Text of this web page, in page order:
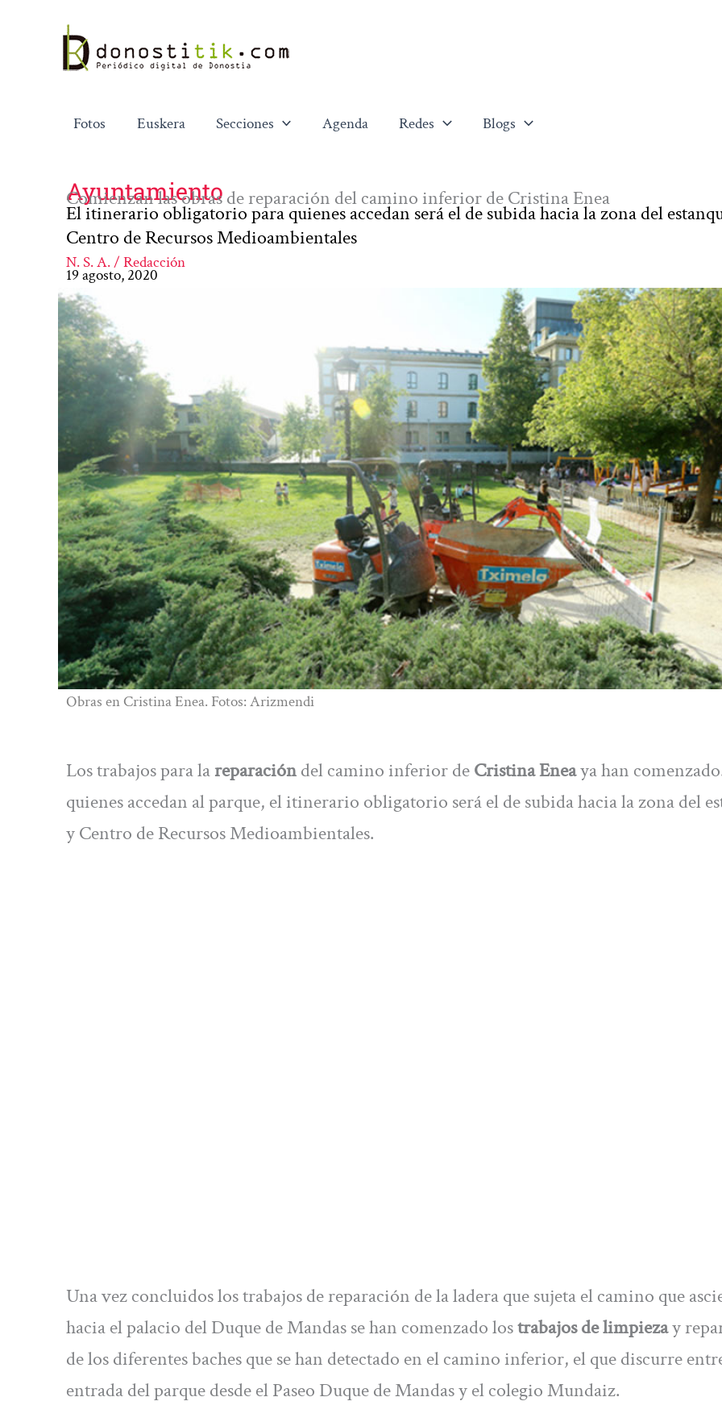
contenido
Fotos Euskera Secciones Agenda Redes Blogs
Ayuntamiento
Comienzan las obras de reparación del camino inferior de Cristina Enea
El itinerario obligatorio para quienes accedan será el de subida hacia la zona del
Centro de Recursos Medioambientales
N. S. A. / Redacción
19 agosto, 2020
Obras en Cristina Enea. Fotos: Arizmendi
Los trabajos para lareparacióndel camino inferior deCristina Eneaya han
quienes accedan al parque, el itinerario obligatorio será el de subida hacia la zona del
y Centro de Recursos Medioambientales.
Una vez concluidos los trabajos de reparación de la ladera que sujeta el camino que
hacia el palacio del Duque de Mandas se han comenzado lostrabajos de limpiezay
de los diferentes baches que se han detectado en el camino inferior, el que discurre
entrada del parque desde el Paseo Duque de Mandas y el colegio Mundaiz.